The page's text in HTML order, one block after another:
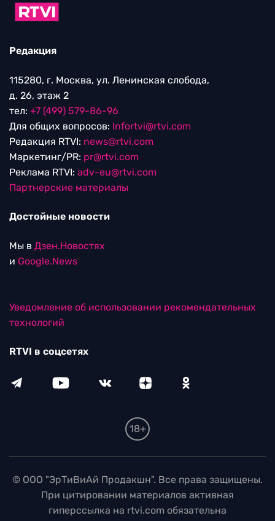
Редакция
115280, г. Москва, ул. Ленинская слобода,
д. 26, этаж 2
тел: +7 (499) 579-86-96
Для общих вопросов: Infortvi@rtvi.com
Редакция RTVI: news@rtvi.com
Маркетинг/PR: pr@rtvi.com
Реклама RTVI: adv-eu@rtvi.com
Партнерские материалы
Достойные новости
Мы в Дзен.Новостях
и Google.News
Уведомление об использовании рекомендательных
технологий
RTVI в соцсетях
18+
© ООО "ЭрТиВиАй Продакшн". Все права защищены.
При цитировании материалов активная
гиперссылка на rtvi.com обязательна